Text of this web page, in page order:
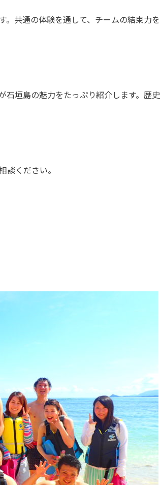
。共通の体験を通して、チームの結束力を
石垣島の魅力をたっぷり紹介します。歴史
談ください。